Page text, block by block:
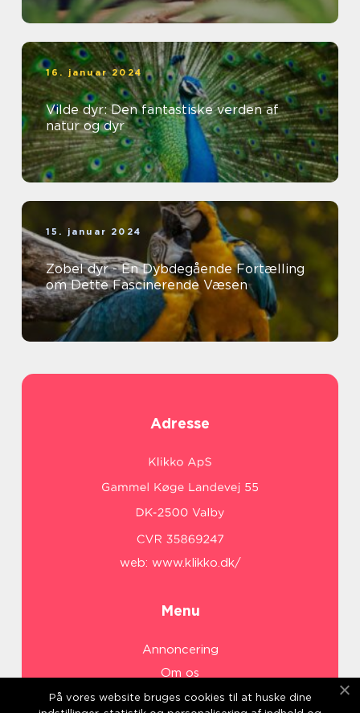
16. januar 2024
Vilde dyr: Den fantastiske verden af
natur og dyr
15. januar 2024
Zobel dyr - En Dybdegående Fortælling
om Dette Fascinerende Væsen
Adresse
web: www.klikko.dk/
Menu
Annoncering
Om os
Cookies
På vores website bruges cookies til at huske dine